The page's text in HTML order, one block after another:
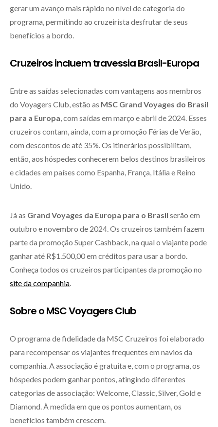
gerar um avanço mais rápido no nível de categoria do
programa, permitindo ao cruzeirista desfrutar de seus
benefícios a bordo.
Cruzeiros incluem travessia Brasil-Europa
Entre as saídas selecionadas com vantagens aos membros
do Voyagers Club, estão as MSC Grand Voyages do Brasil
para a Europa , com saídas em março e abril de 2024. Esses
cruzeiros contam, ainda, com a promoção Férias de Verão,
com descontos de até 35%. Os itinerários possibilitam,
então, aos hóspedes conhecerem belos destinos brasileiros
e cidades em países como Espanha, França, Itália e Reino
Unido.
Já as Grand Voyages da Europa para o Brasil serão em
outubro e novembro de 2024. Os cruzeiros também fazem
parte da promoção Super Cashback, na qual o viajante pode
ganhar até R$1.500,00 em créditos para usar a bordo.
Conheça todos os cruzeiros participantes da promoção no
site da companhia
Sobre o MSC Voyagers Club
O programa de fidelidade da MSC Cruzeiros foi elaborado
para recompensar os viajantes frequentes em navios da
companhia. A associação é gratuita e, com o programa, os
hóspedes podem ganhar pontos, atingindo diferentes
categorias de associação: Welcome, Classic, Silver, Gold e
Diamond. À medida em que os pontos aumentam, os
benefícios também crescem.